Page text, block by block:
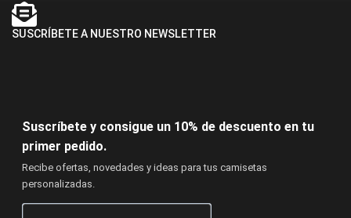
SUSCRÍBETE A NUESTRO NEWSLETTER
Suscríbete y consigue un 10% de descuento en tu
primer pedido.
Recibe ofertas, novedades y ideas para tus camisetas
personalizadas.